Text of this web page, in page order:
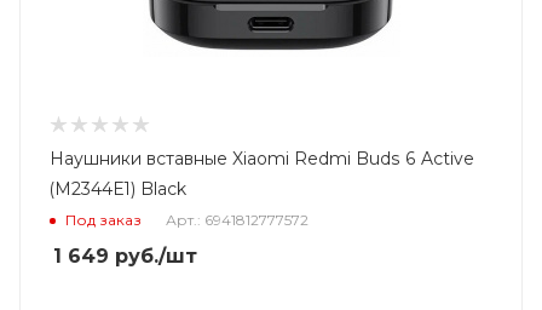
Наушники вставные Xiaomi Redmi Buds 6 Active
(M2344E1) Black
Под заказ Арт.: 6941812777572
1 649 руб./шт